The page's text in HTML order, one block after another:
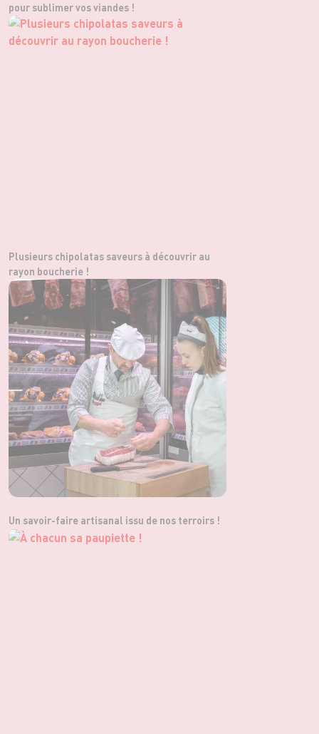
pour sublimer vos viandes !
Plusieurs chipolatas saveurs à découvrir au
rayon boucherie !
Un savoir-faire artisanal issu de nos terroirs !